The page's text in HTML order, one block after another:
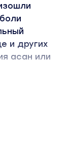
и других
асан или